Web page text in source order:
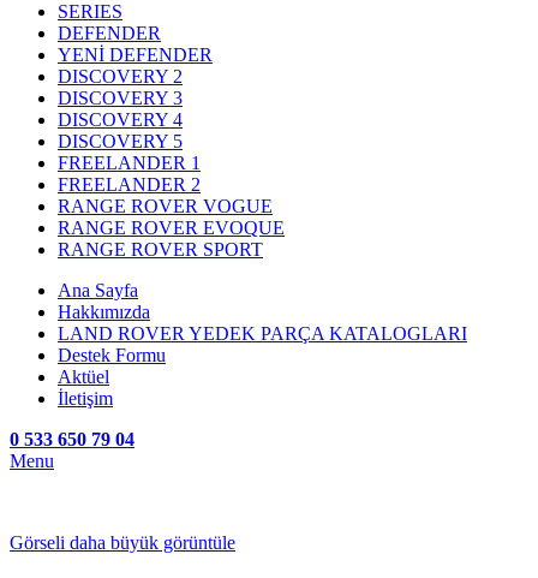
SERIES
DEFENDER
YENİ DEFENDER
DISCOVERY 2
DISCOVERY 3
DISCOVERY 4
DISCOVERY 5
FREELANDER 1
FREELANDER 2
RANGE ROVER VOGUE
RANGE ROVER EVOQUE
RANGE ROVER SPORT
Ana Sayfa
Hakkımızda
LAND ROVER YEDEK PARÇA KATALOGLARI
Destek Formu
Aktüel
İletişim
0 533 650 79 04
Menu
Görseli daha büyük görüntüle